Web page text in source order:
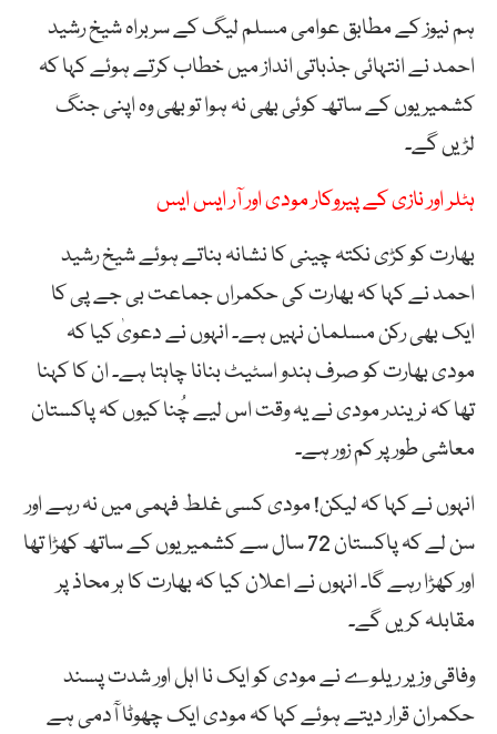
ہم نیوز کے مطابق عوامی مسلم لیگ کے سربراہ شیخ رشید
احمد نے انتہائی جذباتی انداز میں خطاب کرتے ہوئے کہا کہ
کشمیریوں کے ساتھ کوئی بھی نہ ہوا تو بھی وہ اپنی جنگ
لڑیں گے۔
ہٹلر اور نازی کے پیروکار مودی اور آر ایس ایس
بھارت کو کڑی نکتہ چینی کا نشانہ بناتے ہوئے شیخ رشید
احمد نے کہا کہ بھارت کی حکمراں جماعت بی جے پی کا
ایک بھی رکن مسلمان نہیں ہے۔ انہوں نے دعویٰ کیا کہ
مودی بھارت کو صرف ہندو اسٹیٹ بنانا چاہتا ہے۔ ان کا کہنا
تھا کہ نریندر مودی نے یہ وقت اس لیے چُنا کیوں کہ پاکستان
معاشی طور پر کم زور ہے۔
انہوں نے کہا کہ لیکن! مودی کسی غلط فہمی میں نہ رہے اور
سن لے کہ پاکستان 72 سال سے کشمیریوں کے ساتھ کھڑا تھا
اور کھڑا رہے گا۔ انہوں نے اعلان کیا کہ بھارت کا ہر محاذ پر
مقابلہ کریں گے۔
وفاقی وزیر ریلوے نے مودی کو ایک نا اہل اور شدت پسند
حکمران قرار دیتے ہوئے کہا کہ مودی ایک چھوٹا آٓدمی ہے